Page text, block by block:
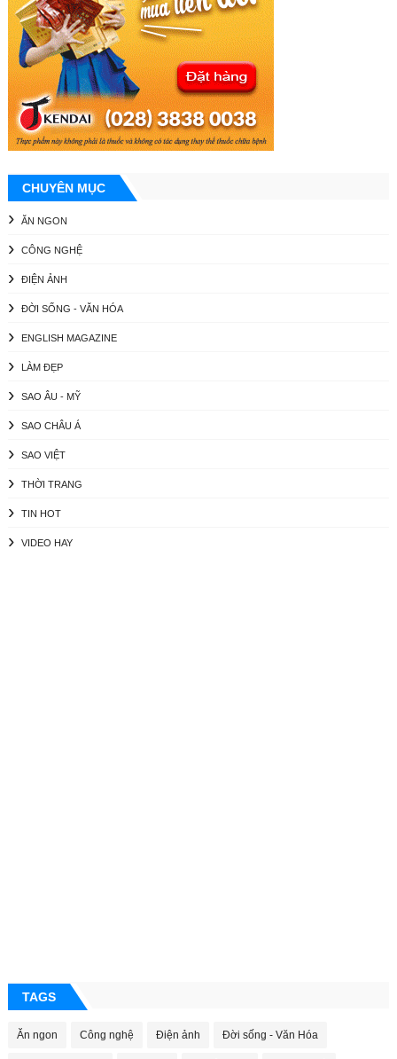
CHUYÊN MỤC
ĂN NGON
CÔNG NGHỆ
ĐIỆN ẢNH
ĐỜI SỐNG - VĂN HÓA
ENGLISH MAGAZINE
LÀM ĐẸP
SAO ÂU - MỸ
SAO CHÂU Á
SAO VIỆT
THỜI TRANG
TIN HOT
VIDEO HAY
TAGS
Ăn ngon Công nghệ Điện ảnh Đời sống - Văn Hóa